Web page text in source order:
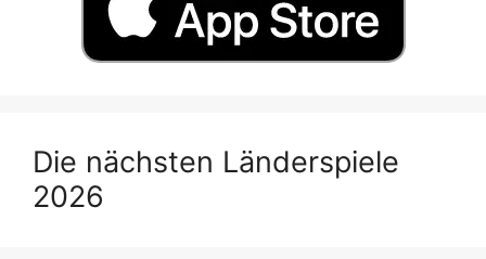
Die nächsten Länderspiele
2026